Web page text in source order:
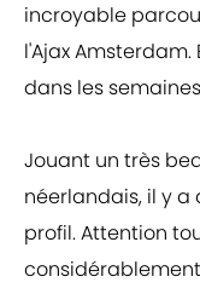
incroyable
l'Ajax
dans les
Jouant un très
néerlandais, il y
profil. Attention